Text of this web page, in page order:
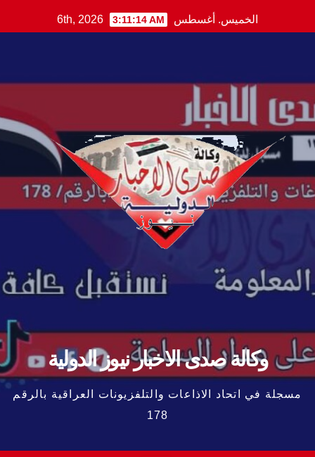
to
الخميس. أغسطس 6th, 2026 3:11:15 AM
وكالة صدى الاخبار نيوز الدولية
مسجلة في اتحاد الاذاعات والتلفزيونات العراقية بالرقم
178